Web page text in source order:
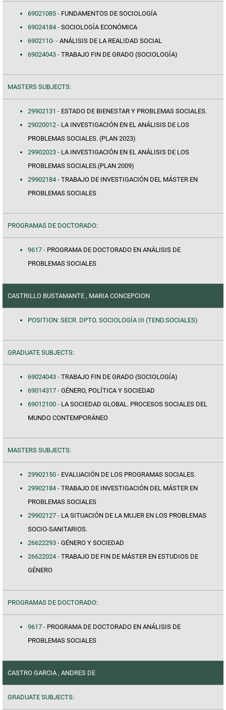
69021085 - FUNDAMENTOS DE SOCIOLOGÍA
69024184 - SOCIOLOGÍA ECONÓMICA
6902110- - ANÁLISIS DE LA REALIDAD SOCIAL
69024043 - TRABAJO FIN DE GRADO (SOCIOLOGÍA)
MASTERS SUBJECTS:
29902131 - ESTADO DE BIENESTAR Y PROBLEMAS SOCIALES.
29020012 - LA INVESTIGACIÓN EN EL ANÁLISIS DE LOS
PROBLEMAS SOCIALES. (PLAN 2023)
29902023 - LA INVESTIGACIÓN EN EL ANÁLISIS DE LOS
PROBLEMAS SOCIALES.(PLAN 2009)
29902184 - TRABAJO DE INVESTIGACIÓN DEL MÁSTER EN
PROBLEMAS SOCIALES
PROGRAMAS DE DOCTORADO:
9617 - PROGRAMA DE DOCTORADO EN ANÁLISIS DE
PROBLEMAS SOCIALES
CASTRILLO BUSTAMANTE , MARIA CONCEPCION
POSITION: SECR. DPTO. SOCIOLOGÍA III (TEND.SOCIALES)
GRADUATE SUBJECTS:
69024043 - TRABAJO FIN DE GRADO (SOCIOLOGÍA)
69014317 - GÉNERO, POLÍTICA Y SOCIEDAD
69012100 - LA SOCIEDAD GLOBAL. PROCESOS SOCIALES DEL
MUNDO CONTEMPORÁNEO
MASTERS SUBJECTS:
29902150 - EVALUACIÓN DE LOS PROGRAMAS SOCIALES.
29902184 - TRABAJO DE INVESTIGACIÓN DEL MÁSTER EN
PROBLEMAS SOCIALES
29902127 - LA SITUACIÓN DE LA MUJER EN LOS PROBLEMAS
SOCIO-SANITARIOS.
26622293 - GÉNERO Y SOCIEDAD
26622024 - TRABAJO DE FIN DE MÁSTER EN ESTUDIOS DE
GÉNERO
PROGRAMAS DE DOCTORADO:
9617 - PROGRAMA DE DOCTORADO EN ANÁLISIS DE
PROBLEMAS SOCIALES
CASTRO GARCIA , ANDRES DE
GRADUATE SUBJECTS: